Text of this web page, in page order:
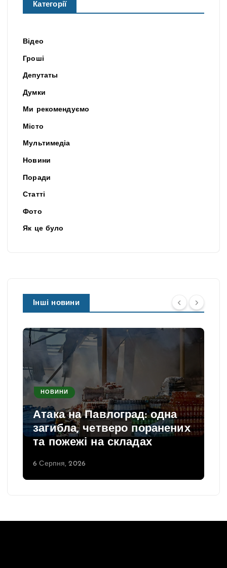
Категорії
Відео
Гроші
Депутаты
Думки
Ми рекомендуємо
Місто
Мультимедіа
Новини
Поради
Статті
Фото
Як це було
Інші новини
НОВИНИ
Атака на Павлоград: одна
загибла, четверо поранених
та пожежі на складах
6 Серпня, 2026